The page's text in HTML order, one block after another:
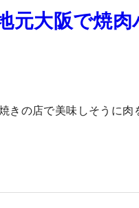
元大阪で焼肉
の店で美味しそうに肉